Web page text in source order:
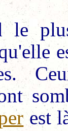
le
est